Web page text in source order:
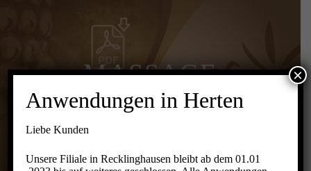
MASSAGE
WERTGUTSCHEIN
(ALS PDF)
Anwendungen in Herten
Liebe Kunden
Unsere Filiale in Recklinghausen bleibt ab dem 01.01
×